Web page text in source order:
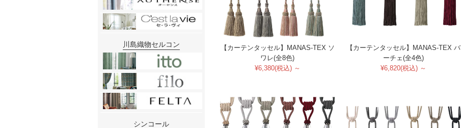
【カーテンタッセル】MANAS-TEX ソ
ワレ(全8色)
¥6,380(税込) ～
【カーテンタッセル】MANAS-TEX バ
ーチェ(全4色)
¥6,820(税込) ～
川島織物セルコン
シンコール